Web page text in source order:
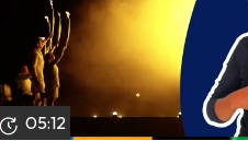
05:12